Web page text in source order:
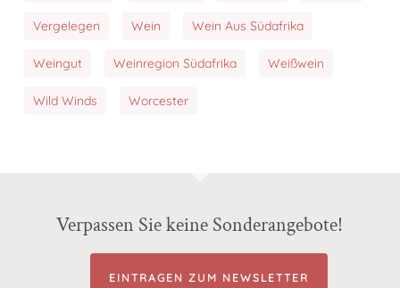
Vergelegen Wein Wein Aus Südafrika
Weingut Weinregion Südafrika Weißwein
Wild Winds Worcester
Verpassen Sie keine Sonderangebote!
EINTRAGEN ZUM NEWSLETTER